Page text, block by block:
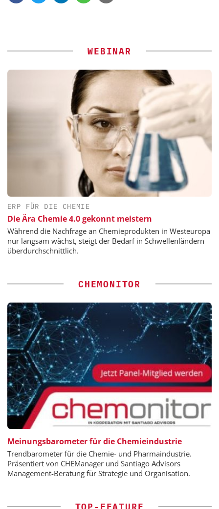
WEBINAR
ERP FÜR DIE CHEMIE
Die Ära Chemie 4.0 gekonnt meistern
Während die Nachfrage an Chemieprodukten in Westeuropa
nur langsam wächst, steigt der Bedarf in Schwellenländern
überdurchschnittlich.
CHEMONITOR
Meinungsbarometer für die Chemieindustrie
Trendbarometer für die Chemie- und Pharmaindustrie.
Präsentiert von CHEManager und Santiago Advisors
Management-Beratung für Strategie und Organisation.